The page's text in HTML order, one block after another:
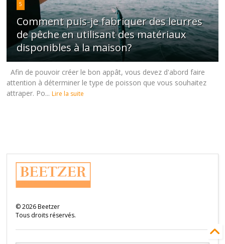
5
Comment puis-je fabriquer des leurres
de pêche en utilisant des matériaux
disponibles à la maison?
Afin de pouvoir créer le bon appât, vous devez d'abord faire
attention à déterminer le type de poisson que vous souhaitez
attraper. Po... Lire la suite
©2026Beetzer
Tous droits réservés.